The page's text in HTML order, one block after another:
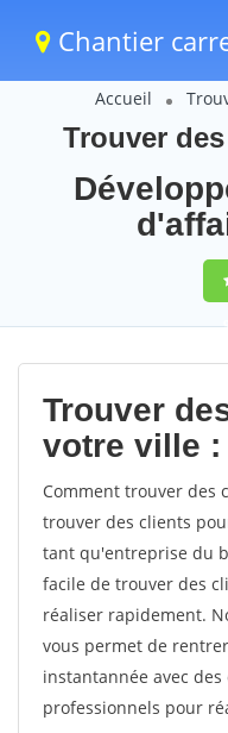
Chantier
Accueil
Trouver
Trouver
votre ville :
Comment trouver des
trouver des clients
tant qu'entreprise du
facile de trouver des
réaliser rapidement.
vous permet de
instantannée avec
professionnels pour